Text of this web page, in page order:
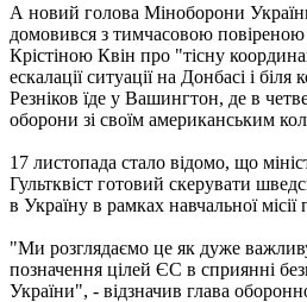
А новий голова Міноборони
домовився з тимчасовою
Крістіною Квін про "тісну
ескалації ситуації на Донбасі і
Резніков їде у Вашингтон, де в
оборони зі своїм американським
17 листопада стало відомо, що
Гультквіст готовий скерувати
в Україну в рамках навчальної
"Ми розглядаємо це як дуже
позначення цілей ЄС в сприянні
України", - відзначив глава